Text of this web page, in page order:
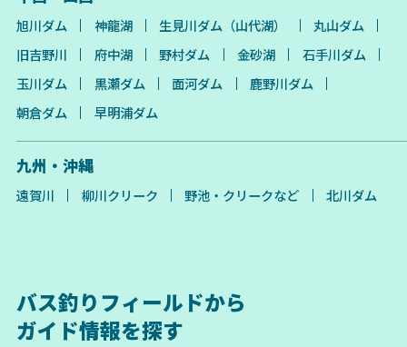
旭川ダム 神龍湖 生見川ダム（山代湖）
丸山ダム
旧吉野川
府中湖 野村ダム 金砂湖
石手川ダム
玉川ダム
黒瀬ダム 面河ダム
鹿野川ダム
朝倉ダム
早明浦ダム
九州・沖縄
遠賀川 柳川クリーク 野池・クリークなど 北川ダム
バス釣りフィールドから
ガイド情報を探す